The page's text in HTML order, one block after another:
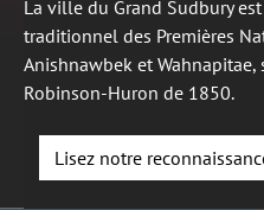
La ville du Grand Sudbury
traditionnel des Premières
Anishnawbek et Wahnapitae,
Robinson-Huron de 1850.
Lisez notre